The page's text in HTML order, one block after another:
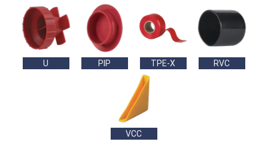
U PIP TPE-X RVC
VCC